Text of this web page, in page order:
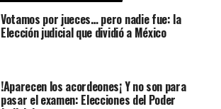
Votamos por jueces… pero nadie fue: la
Elección judicial que dividió a México
!Aparecen los acordeones¡ Y no son para
pasar el examen: Elecciones del Poder